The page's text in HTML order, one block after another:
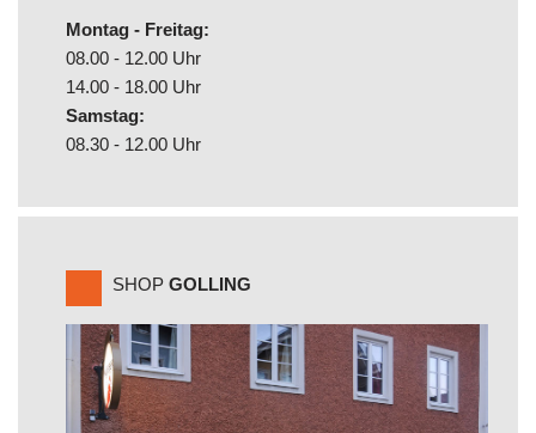
Montag - Freitag:
08.00 - 12.00 Uhr
14.00 - 18.00 Uhr
Samstag:
08.30 - 12.00 Uhr
SHOP GOLLING